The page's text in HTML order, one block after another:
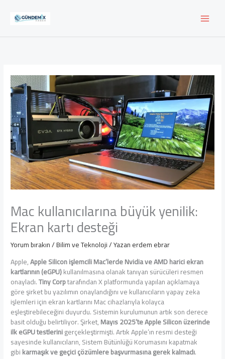
Mac kullanıcılarına büyük yenilik:
Ekran kartı desteği
Yorum bırakın/Bilim ve Teknoloji/ Yazanerdem ebrar
Apple,Apple Silicon işlemcili Mac’lerde Nvidia ve AMD harici ekran
kartlarının (eGPU)kullanılmasına olanak tanıyan sürücüleri resmen
onayladı.Tiny Corptarafından X platformunda yapılan açıklamaya
göre şirket bu yazılımın onaylandığını ve kullanıcıların yapay zeka
işlemleri için ekran kartlarını Mac cihazlarıyla kolayca
eşleştirebileceğini duyurdu. Sistemin kurulumunun artık son derece
basit olduğu belirtiliyor. Şirket,Mayıs 2025’te Apple Silicon üzerinde
ilk eGPU testlerinigerçekleştirmişti. Artık Apple’ın resmi desteği
sayesinde kullanıcıların, Sistem Bütünlüğü Korumasını kapatmak
gibikarmaşık ve geçici çözümlere başvurmasına gerek kalmadı.